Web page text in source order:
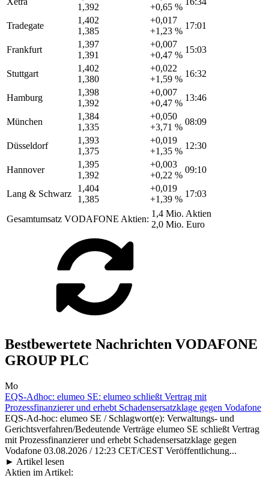
1,392
+0,65 %
Tradegate
1,402
1,385
+0,017
+1,23 %
17:01
Frankfurt
1,397
1,391
+0,007
+0,47 %
15:03
Stuttgart
1,402
1,380
+0,022
+1,59 %
16:32
Hamburg
1,398
1,392
+0,007
+0,47 %
13:46
München
1,384
1,335
+0,050
+3,71 %
08:09
Düsseldorf
1,393
1,375
+0,019
+1,35 %
12:30
Hannover
1,395
1,392
+0,003
+0,22 %
09:10
Lang & Schwarz
1,404
1,385
+0,019
+1,39 %
17:03
Gesamtumsatz VODAFONE Aktien:
1,4 Mio. Aktien
2,0 Mio. Euro
Bestbewertete Nachrichten VODAFONE
GROUP PLC
Mo
EQS-Adhoc: elumeo SE: elumeo schließt Vertrag mit
Prozessfinanzierer und erhebt Schadensersatzklage gegen Vodafone
EQS-Ad-hoc: elumeo SE / Schlagwort(e): Verwaltungs- und
Gerichtsverfahren/Bedeutende Verträge elumeo SE schließt Vertrag
mit Prozessfinanzierer und erhebt Schadensersatzklage gegen
Vodafone 03.08.2026 / 12:23 CET/CEST Veröffentlichung...
► Artikel lesen
Aktien im Artikel: